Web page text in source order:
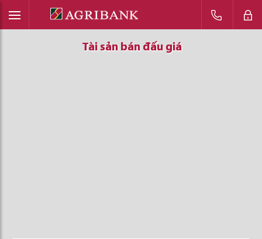
Tài sản bán đấu giá
Tài sản bán đấu giá
Tài sản bán đấu giá